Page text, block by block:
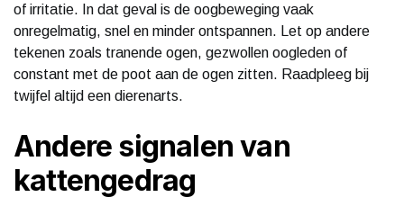
of irritatie. In dat geval is de oogbeweging vaak
onregelmatig, snel en minder ontspannen. Let op andere
tekenen zoals tranende ogen, gezwollen oogleden of
constant met de poot aan de ogen zitten. Raadpleeg bij
twijfel altijd een dierenarts.
Andere signalen van
kattengedrag